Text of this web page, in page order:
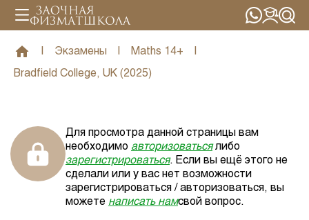
Экзамены Maths 14+
Bradfield College, UK (2025)
Для просмотра данной страницы вам
необходимо авторизоваться либо
зарегистрироваться. Если вы ещё этого не
сделали или у вас нет возможности
зарегистрироваться / авторизоваться, вы
можете написать намсвой вопрос.